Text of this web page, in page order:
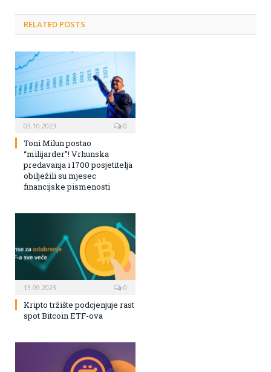
RELATED POSTS
03.10.2023 0
Toni Milun postao
“milijarder”! Vrhunska
predavanja i 1700 posjetitelja
obilježili su mjesec
financijske pismenosti
13.09.2023 0
Kripto tržište podcjenjuje rast
spot Bitcoin ETF-ova